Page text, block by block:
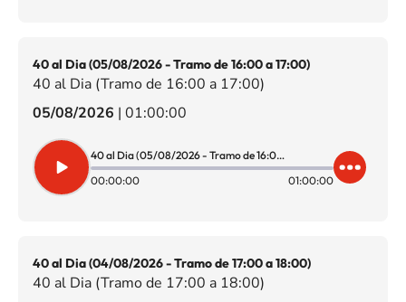
40 al Dia (05/08/2026 - Tramo de 16:00 a 17:00)
40 al Dia (Tramo de 16:00 a 17:00)
05/08/2026 | 01:00:00
40 al Dia (05/08/2026 - Tramo de 16:00 a 17:00)
00:00:00
01:00:00
40 al Dia (04/08/2026 - Tramo de 17:00 a 18:00)
40 al Dia (Tramo de 17:00 a 18:00)